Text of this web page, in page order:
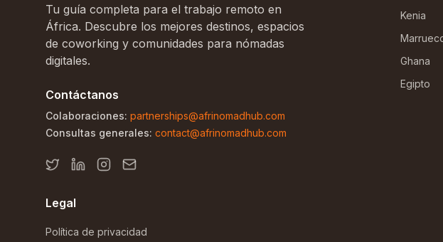
Tu guía completa para el trabajo remoto en
África. Descubre los mejores destinos, espacios
de coworking y comunidades para nómadas
digitales.
Contáctanos
Colaboraciones: partnerships@afrinomadhub.com
Consultas generales: contact@afrinomadhub.com
Kenia
Ghana
Egipto
Legal
Política de privacidad